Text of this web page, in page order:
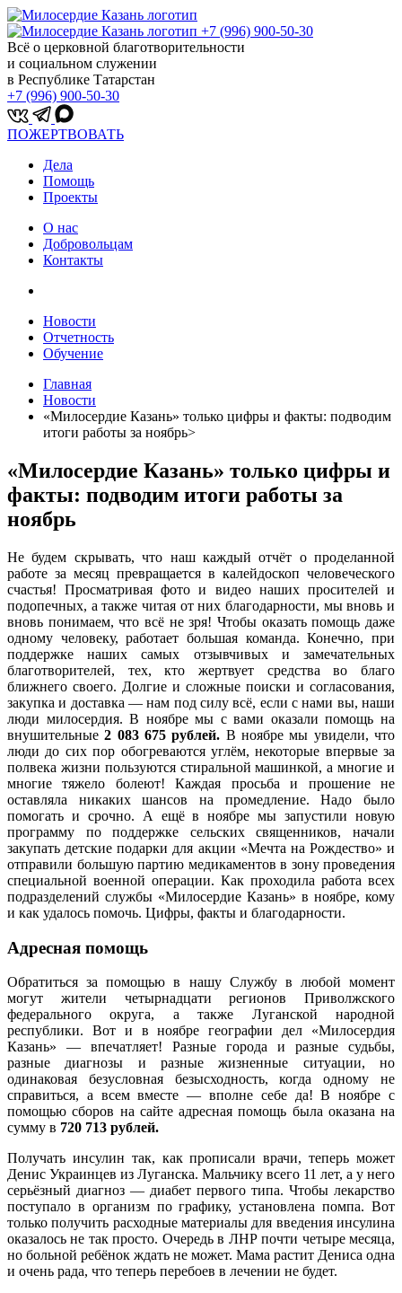
+7 (996) 900-50-30
Всё о церковной благотворительности
и социальном служении
в Республике Татарстан
+7 (996) 900-50-30
ПОЖЕРТВОВАТЬ
Дела
Помощь
Проекты
О нас
Добровольцам
Контакты
Новости
Отчетность
Обучение
Главная
Новости
«Милосердие Казань» только цифры и факты: подводим
итоги работы за ноябрь>
«Милосердие Казань» только цифры и
факты: подводим итоги работы за
ноябрь
Не будем скрывать, что наш каждый отчёт о проделанной
работе за месяц превращается в калейдоскоп человеческого
счастья! Просматривая фото и видео наших просителей и
подопечных, а также читая от них благодарности, мы вновь и
вновь понимаем, что всё не зря! Чтобы оказать помощь даже
одному человеку, работает большая команда. Конечно, при
поддержке наших самых отзывчивых и замечательных
благотворителей, тех, кто жертвует средства во благо
ближнего своего. Долгие и сложные поиски и согласования,
закупка и доставка — нам под силу всё, если с нами вы, наши
люди милосердия. В ноябре мы с вами оказали помощь на
внушительные2 083 675 рублей. В ноябре мы увидели, что
люди до сих пор обогреваются углём, некоторые впервые за
полвека жизни пользуются стиральной машинкой, а многие и
многие тяжело болеют! Каждая просьба и прошение не
оставляла никаких шансов на промедление. Надо было
помогать и срочно. А ещё в ноябре мы запустили новую
программу по поддержке сельских священников, начали
закупать детские подарки для акции «Мечта на Рождество» и
отправили большую партию медикаментов в зону проведения
специальной военной операции. Как проходила работа всех
подразделений службы «Милосердие Казань» в ноябре, кому
и как удалось помочь. Цифры, факты и благодарности.
Адресная помощь
Обратиться за помощью в нашу Службу в любой момент
могут жители четырнадцати регионов Приволжского
федерального округа, а также Луганской народной
республики. Вот и в ноябре географии дел «Милосердия
Казань» — впечатляет! Разные города и разные судьбы,
разные диагнозы и разные жизненные ситуации, но
одинаковая безусловная безысходность, когда одному не
справиться, а всем вместе — вполне себе да! В ноябре с
помощью сборов на сайте адресная помощь была оказана на
сумму в 720 713 рублей.
Получать инсулин так, как прописали врачи, теперь может
Денис Украинцев из Луганска. Мальчику всего 11 лет, а у него
серьёзный диагноз — диабет первого типа. Чтобы лекарство
поступало в организм по графику, установлена помпа. Вот
только получить расходные материалы для введения инсулина
оказалось не так просто. Очередь в ЛНР почти четыре месяца,
но больной ребёнок ждать не может. Мама растит Дениса одна
и очень рада, что теперь перебоев в лечении не будет.